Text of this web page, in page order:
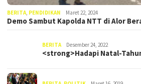
BERITA, PENDIDIKAN Maret 22, 2024
Demo Sambut Kapolda NTT di Alor
BERITA Desember 24, 2022
<strong>Hadapi Natal-